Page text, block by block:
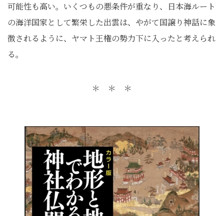
可能性も高い。いくつもの悪条件が重なり、日本海ルート
の海洋国家として繁栄した出雲は、やがて国譲り神話に象
徴されるように、ヤマト王権の勢力下に入ったと考えられ
る。
＊ ＊ ＊